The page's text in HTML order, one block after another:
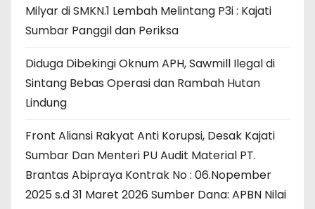
Milyar di SMKN.1 Lembah Melintang P3i : Kajati
Sumbar Panggil dan Periksa
Diduga Dibekingi Oknum APH, Sawmill Ilegal di
Sintang Bebas Operasi dan Rambah Hutan
Lindung
Front Aliansi Rakyat Anti Korupsi, Desak Kajati
Sumbar Dan Menteri PU Audit Material PT.
Brantas Abipraya Kontrak No : 06.Nopember
2025 s.d 31 Maret 2026 Sumber Dana: APBN Nilai